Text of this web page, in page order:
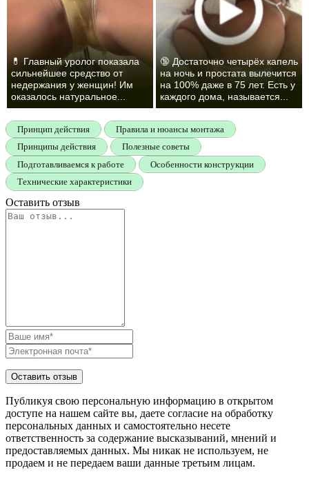
💊 Главный уролог показала
сильнейшее средство от
недержания у женщин! Им
оказалось натуральное...
🔞 Достаточно четырёх капель
на ночь и простата вылечится
на 100% даже в 75 лет. Есть у
каждого дома, называется...
Принцип действия
Правила и нюансы монтажа
Принципы действия
Полезные советы
Подготавливаемся к работе
Особенности конструкции
Технические характеристики
Оставить отзыв
Публикуя свою персональную информацию в открытом
доступе на нашем сайте вы, даете согласие на обработку
персональных данных и самостоятельно несете
ответственность за содержание высказываний, мнений и
предоставляемых данных. Мы никак не используем, не
продаем и не передаем ваши данные третьим лицам.